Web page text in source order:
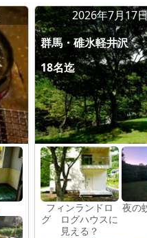
2026年7月17
群馬・碓氷軽井沢
18名迄
フィンランドロ
グ ログハウスに
見える？
夜の